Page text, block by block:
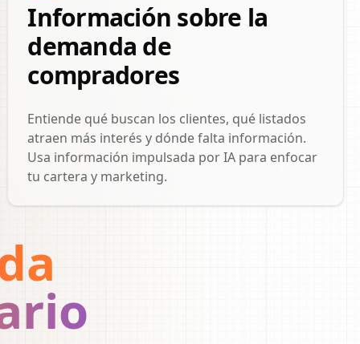
Información sobre la
demanda de
compradores
Entiende qué buscan los clientes, qué listados
atraen más interés y dónde falta información.
Usa información impulsada por IA para enfocar
tu cartera y marketing.